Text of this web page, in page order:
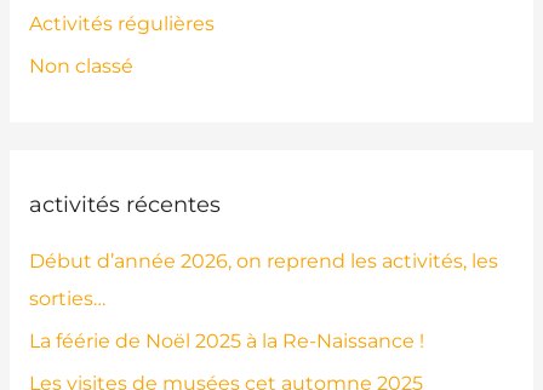
Activités régulières
Non classé
activités récentes
Début d’année 2026, on reprend les activités, les
sorties…
La féérie de Noël 2025 à la Re-Naissance !
Les visites de musées cet automne 2025